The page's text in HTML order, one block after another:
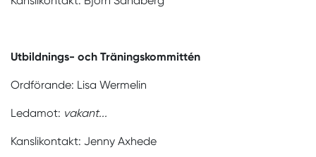
Utbildnings- och Träningskommittén
Ordförande: Lisa Wermelin
Ledamot: vakant...
Kanslikontakt: Jenny Axhede